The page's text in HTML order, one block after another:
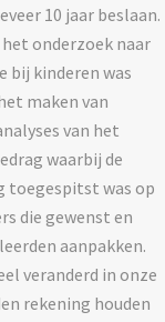
10 jaar beslaan.
onderzoek naar
bij kinderen was
maken van
van het
waarbij de
toegespitst was op
die gewenst en
aanpakken.
veranderd in onze
rekening houden